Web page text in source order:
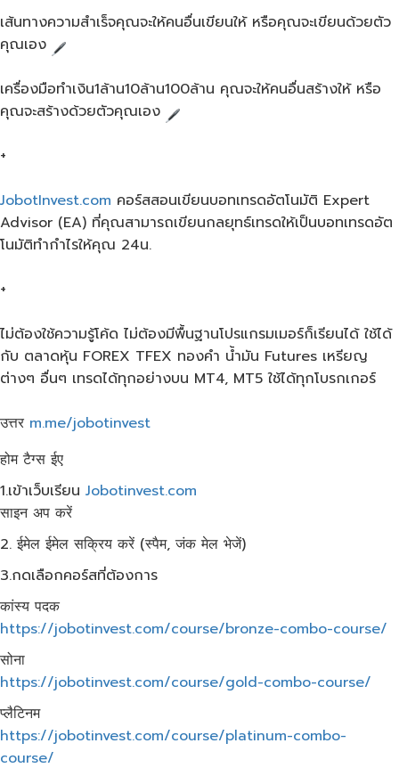
เส้นทางความสำเร็จคุณจะให้คนอื่นเขียนให้ หรือคุณจะเขียนด้วยตัว
คุณเอง​
เครื่องมือทำเงิน1ล้าน10ล้าน100ล้าน​ คุณจะให้คนอื่นสร้างให้ หรือ
คุณจะสร้างด้วยตัวคุณเอง​
+
JobotInvest.com คอร์ส​สอนเขียนบอทเทรดอัตโนมัติ​ Expert
Advisor (EA) ที่คุณสามารถเขียนกลยุทธ์​เทรดให้เป็นบอทเทรดอัต
โนม​ัติทำกำไรให้คุณ​ 24น.​
+
ไม่ต้องใช้ความรู้โค้ด​ ไม่ต้องมีพื้นฐานโปรแกรมเมอร์​ก็เรียนได้​ ใช้ได้
กับ​ ตลาดหุ้น​ FOREX​ TFEX​ ทองคำ​ น้ำมัน​ Futures เหรียญ​
ต่างๆ​ อื่นๆ​ เทรดได้ทุกอย่างบน​ MT4, MT5 ใช้ได้ทุกโบรกเกอร์​
उत्तर m.me/jobotinvest
होम टैग्स ईए
1.เข้าเว็บ​เรียน Jobotinvest.com
साइन अप करें
2. ईमेल ईमेल सक्रिय करें (स्पैम, जंक मेल भेजें)
3.กดเลือกคอร์สที่ต้องการ
कांस्य पदक
https://jobotinvest.com/course/bronze-combo-course/
सोना
https://jobotinvest.com/course/gold-combo-course/
प्लैटिनम
https://jobotinvest.com/course/platinum-combo-
course/